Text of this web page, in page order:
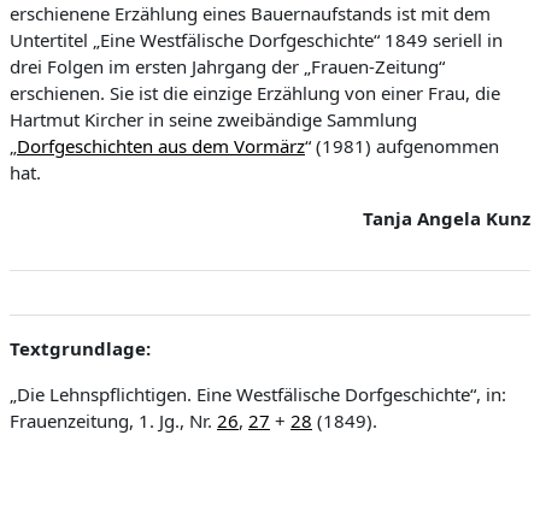
erschienene Erzählung eines Bauernaufstands ist mit dem
Untertitel „Eine Westfälische Dorfgeschichte“ 1849 seriell in
drei Folgen im ersten Jahrgang der „Frauen-Zeitung“
erschienen. Sie ist die einzige Erzählung von einer Frau, die
Hartmut Kircher in seine zweibändige Sammlung
„Dorfgeschichten aus dem Vormärz“ (1981) aufgenommen
hat.
Tanja Angela Kunz
Textgrundlage:
„Die Lehnspflichtigen. Eine Westfälische Dorfgeschichte“, in:
Frauenzeitung, 1. Jg., Nr. 26, 27 + 28 (1849).